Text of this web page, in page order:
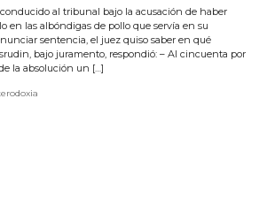
al tribunal bajo la acusación de haber
en las albóndigas de pollo que servía en su
sentencia, el juez quiso saber en qué
bajo juramento, respondió: – Al cincuenta por
la absolución un […]